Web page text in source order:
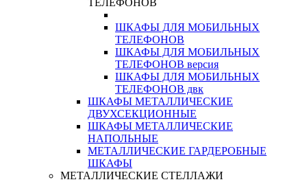
ТЕЛЕФОНОВ
ШКАФЫ ДЛЯ МОБИЛЬНЫХ
ТЕЛЕФОНОВ
ШКАФЫ ДЛЯ МОБИЛЬНЫХ
ТЕЛЕФОНОВ версия
ШКАФЫ ДЛЯ МОБИЛЬНЫХ
ТЕЛЕФОНОВ двк
ШКАФЫ МЕТАЛЛИЧЕСКИЕ
ДВУХСЕКЦИОННЫЕ
ШКАФЫ МЕТАЛЛИЧЕСКИЕ
НАПОЛЬНЫЕ
МЕТАЛЛИЧЕСКИЕ ГАРДЕРОБНЫЕ
ШКАФЫ
МЕТАЛЛИЧЕСКИЕ СТЕЛЛАЖИ